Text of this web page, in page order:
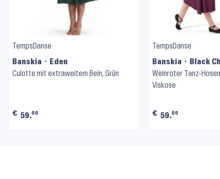
TempsDanse
Banskia ⬝ Eden
Culotte mit extraweitem Bein, Grün
€ 59.00
TempsDanse
Banskia ⬝ Black
Weinroter Tanz-
Viskose
€ 59.00